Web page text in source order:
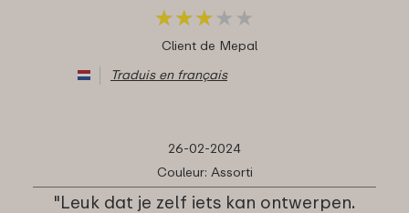
★★★ ★ ★
★★★ ★ ★
Client de Mepal
Traduis en français
26-02-2024
Couleur: Assorti
"Leuk dat je zelf iets kan ontwerpen.